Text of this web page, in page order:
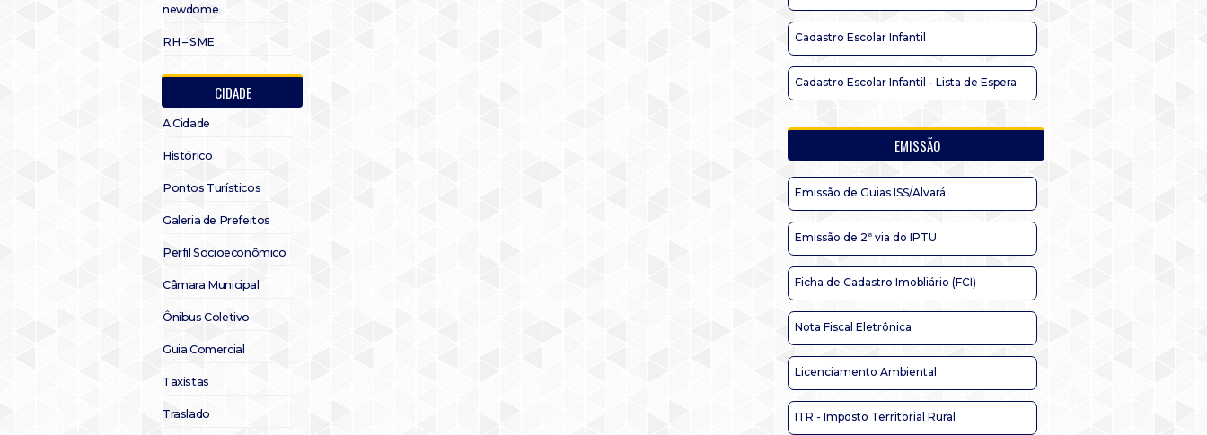
newdome
RH – SME
CIDADE
A Cidade
Histórico
Pontos Turísticos
Galeria de Prefeitos
Perfil Socioeconômico
Câmara Municipal
Ônibus Coletivo
Guia Comercial
Taxistas
Traslado
Cadastro Escolar Infantil
Cadastro Escolar Infantil - Lista de Espera
EMISSÃO
Emissão de Guias ISS/Alvará
Emissão de 2ª via do IPTU
Ficha de Cadastro Imobliário (FCI)
Nota Fiscal Eletrônica
Licenciamento Ambiental
ITR - Imposto Territorial Rural